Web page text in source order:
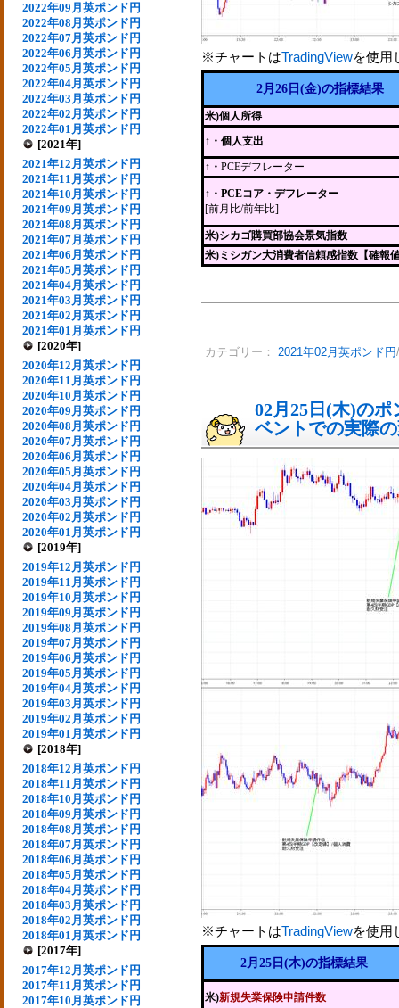
2022年09月英ポンド円
2022年08月英ポンド円
2022年07月英ポンド円
2022年06月英ポンド円
2022年05月英ポンド円
2022年04月英ポンド円
2022年03月英ポンド円
2022年02月英ポンド円
2022年01月英ポンド円
[2021年]
2021年12月英ポンド円
2021年11月英ポンド円
2021年10月英ポンド円
2021年09月英ポンド円
2021年08月英ポンド円
2021年07月英ポンド円
2021年06月英ポンド円
2021年05月英ポンド円
2021年04月英ポンド円
2021年03月英ポンド円
2021年02月英ポンド円
2021年01月英ポンド円
[2020年]
2020年12月英ポンド円
2020年11月英ポンド円
2020年10月英ポンド円
2020年09月英ポンド円
2020年08月英ポンド円
2020年07月英ポンド円
2020年06月英ポンド円
2020年05月英ポンド円
2020年04月英ポンド円
2020年03月英ポンド円
2020年02月英ポンド円
2020年01月英ポンド円
[2019年]
2019年12月英ポンド円
2019年11月英ポンド円
2019年10月英ポンド円
2019年09月英ポンド円
2019年08月英ポンド円
2019年07月英ポンド円
2019年06月英ポンド円
2019年05月英ポンド円
2019年04月英ポンド円
2019年03月英ポンド円
2019年02月英ポンド円
2019年01月英ポンド円
[2018年]
2018年12月英ポンド円
2018年11月英ポンド円
2018年10月英ポンド円
2018年09月英ポンド円
2018年08月英ポンド円
2018年07月英ポンド円
2018年06月英ポンド円
2018年05月英ポンド円
2018年04月英ポンド円
2018年03月英ポンド円
2018年02月英ポンド円
2018年01月英ポンド円
[2017年]
2017年12月英ポンド円
2017年11月英ポンド円
2017年10月英ポンド円
※チャートはTradingViewを使用
2月26日(金)の指標結果
米)個人所得
↑・個人支出
↑・ PCEデフレーター
↑・PCEコア・デフレーター
[前月比/前年比]
米)シカゴ購買部協会景気指数
米)ミシガン大消費者信頼感指数【確報
カテゴリー： 2021年02月英ポンド円
02月25日(木)の
ベントでの実際
※チャートはTradingViewを使用
2月25日(木)の指標結果
米)新規失業保険申請件数